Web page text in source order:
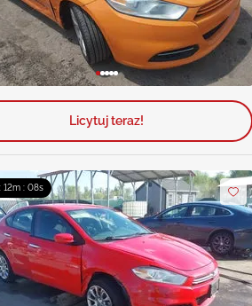
Licytuj teraz!
12m : 06s